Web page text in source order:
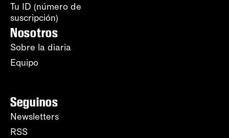
Tu ID (número de
suscripción)
Nosotros
Sobre la diaria
Equipo
Seguinos
Newsletters
RSS